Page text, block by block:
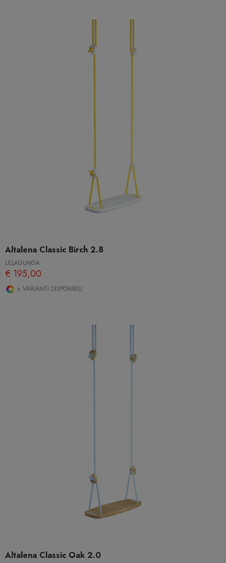
Altalena Classic Birch 2.8
LILLAGUNGA
€ 195,00
+ VARIANTI DISPONIBILI
Altalena Classic Oak 2.0